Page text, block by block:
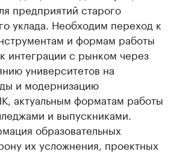
предприятий старого
уклада. Необходим переход к
и формам работы
интеграции с рынком через
университетов на
и модернизацию
актуальным форматам работы
и выпускниками.
образовательных
их усложнения, проектных